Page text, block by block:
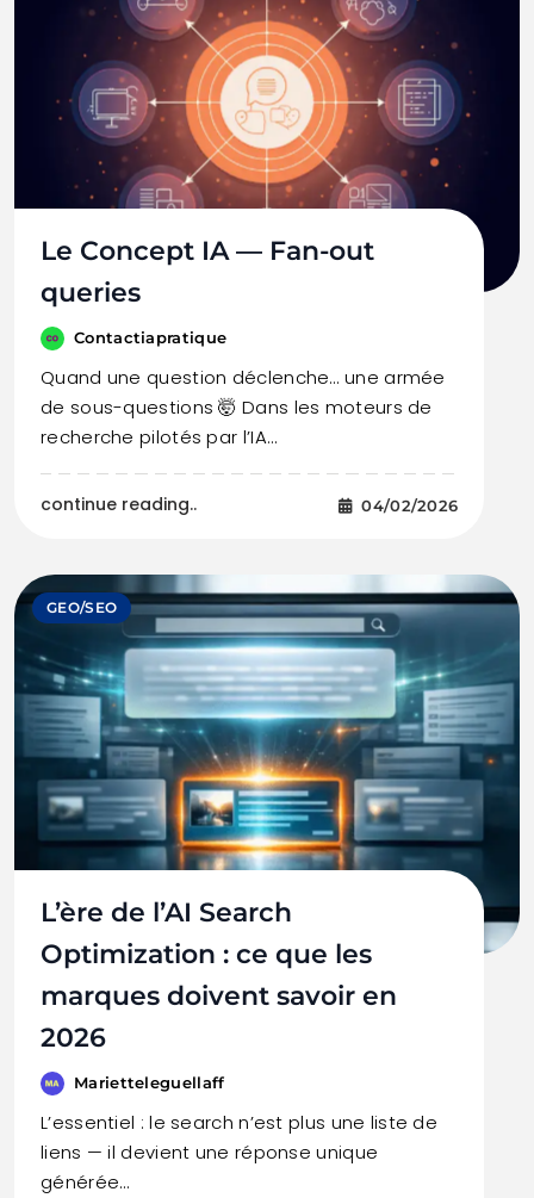
Le Concept IA — Fan-out
queries
Contactiapratique
Quand une question déclenche… une armée
de sous-questions 🤯 Dans les moteurs de
recherche pilotés par l’IA…
continue reading.. 04/02/2026
GEO/SEO
L’ère de l’AI Search
Optimization : ce que les
marques doivent savoir en
2026
Marietteleguellaff
L’essentiel : le search n’est plus une liste de
liens — il devient une réponse unique
générée…